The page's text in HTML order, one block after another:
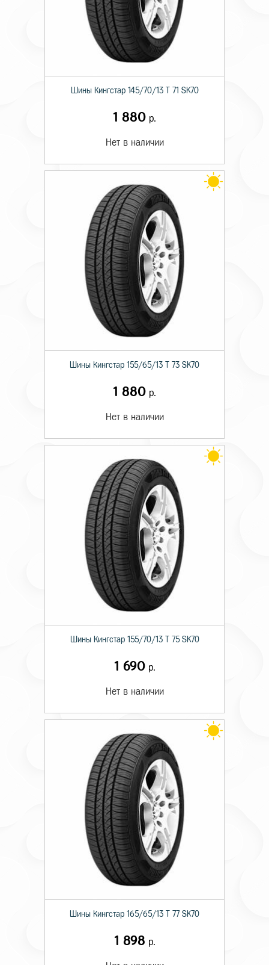
Шины Кингстар 145/70/13 T 71 SK70
1 880 р.
Нет в наличии
Шины Кингстар 155/65/13 T 73 SK70
1 880 р.
Нет в наличии
Шины Кингстар 155/70/13 T 75 SK70
1 690р.
Нет в наличии
Шины Кингстар 165/65/13 T 77 SK70
1 898 р.